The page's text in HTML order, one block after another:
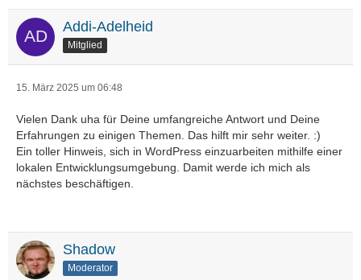
Addi-Adelheid
Mitglied
15. März 2025 um 06:48
Vielen Dank uha für Deine umfangreiche Antwort und Deine
Erfahrungen zu einigen Themen. Das hilft mir sehr weiter. :)
Ein toller Hinweis, sich in WordPress einzuarbeiten mithilfe einer
lokalen Entwicklungsumgebung. Damit werde ich mich als
nächstes beschäftigen.
Shadow
Moderator